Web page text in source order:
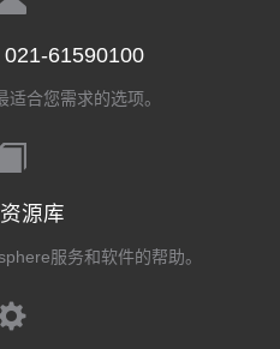
61590100
合您需求的选项。
源库
服务和软件的帮助。